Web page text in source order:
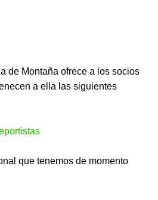
de Montaña ofrece a los socios
a ella las siguientes
que tenemos de momento